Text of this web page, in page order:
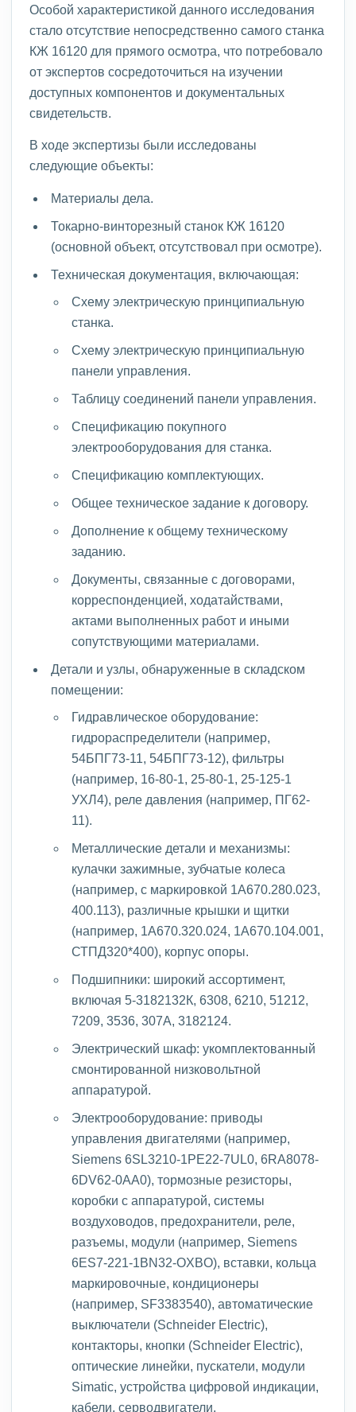
Особой характеристикой данного исследования
стало отсутствие непосредственно самого станка
КЖ 16120 для прямого осмотра, что потребовало
от экспертов сосредоточиться на изучении
доступных компонентов и документальных
свидетельств.
В ходе экспертизы были исследованы
следующие объекты:
Материалы дела.
Токарно-винторезный станок КЖ 16120
(основной объект, отсутствовал при осмотре).
Техническая документация, включающая:
Схему электрическую принципиальную
станка.
Схему электрическую принципиальную
панели управления.
Таблицу соединений панели управления.
Спецификацию покупного
электрооборудования для станка.
Спецификацию комплектующих.
Общее техническое задание к договору.
Дополнение к общему техническому
заданию.
Документы, связанные с договорами,
корреспонденцией, ходатайствами,
актами выполненных работ и иными
сопутствующими материалами.
Детали и узлы, обнаруженные в складском
помещении:
Гидравлическое оборудование:
гидрораспределители (например,
54БПГ73-11, 54БПГ73-12), фильтры
(например, 16-80-1, 25-80-1, 25-125-1
УХЛ4), реле давления (например, ПГ62-
11).
Металлические детали и механизмы:
кулачки зажимные, зубчатые колеса
(например, с маркировкой 1А670.280.023,
400.113), различные крышки и щитки
(например, 1А670.320.024, 1А670.104.001,
СТПД320*400), корпус опоры.
Подшипники: широкий ассортимент,
включая 5-3182132К, 6308, 6210, 51212,
7209, 3536, 307А, 3182124.
Электрический шкаф: укомплектованный
смонтированной низковольтной
аппаратурой.
Электрооборудование: приводы
управления двигателями (например,
Siemens 6SL3210-1PE22-7UL0, 6RA8078-
6DV62-0AA0), тормозные резисторы,
коробки с аппаратурой, системы
воздуховодов, предохранители, реле,
разъемы, модули (например, Siemens
6ES7-221-1BN32-OXBO), вставки, кольца
маркировочные, кондиционеры
(например, SF3383540), автоматические
выключатели (Schneider Electric),
контакторы, кнопки (Schneider Electric),
оптические линейки, пускатели, модули
Simatic, устройства цифровой индикации,
кабели, серводвигатели.